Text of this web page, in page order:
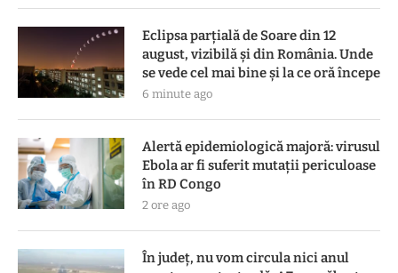
Eclipsa parțială de Soare din 12
august, vizibilă și din România. Unde
se vede cel mai bine și la ce oră începe
6 minute ago
Alertă epidemiologică majoră: virusul
Ebola ar fi suferit mutații periculoase
în RD Congo
2 ore ago
În județ, nu vom circula nici anul